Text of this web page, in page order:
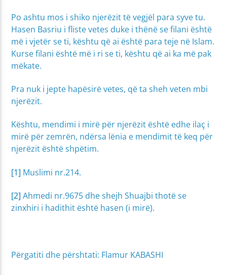
Po ashtu mos i shiko njerëzit të vegjël para syve tu.
Hasen Basriu i fliste vetes duke i thënë se filani është
më i vjetër se ti, kështu që ai është para teje në Islam.
Kurse filani është më i ri se ti, kështu që ai ka më pak
mëkate.
Pra nuk i jepte hapësirë vetes, që ta sheh veten mbi
njerëzit.
Kështu, mendimi i mirë për njerëzit është edhe ilaç i
mirë për zemrën, ndërsa lënia e mendimit të keq për
njerëzit është shpëtim.
[1] Muslimi nr.214.
[2] Ahmedi nr.9675 dhe shejh Shuajbi thotë se
zinxhiri i hadithit është hasen (i mirë).
Përgatiti dhe përshtati: Flamur KABASHI